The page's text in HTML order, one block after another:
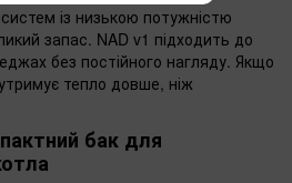
із низькою потужністю
запас. NAD v1 підходить до
без постійного нагляду. Якщо
тепло довше, ніж
бак для